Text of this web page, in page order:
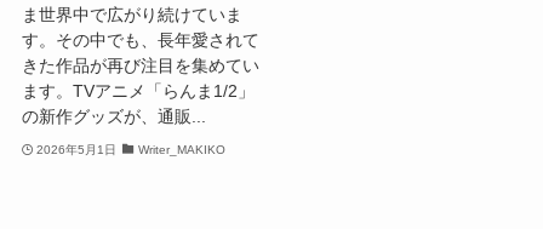
ま世界中で広がり続けていま
す。その中でも、長年愛されて
きた作品が再び注目を集めてい
ます。TVアニメ「らんま1/2」
の新作グッズが、通販...
2026年5月1日 Writer_MAKIKO